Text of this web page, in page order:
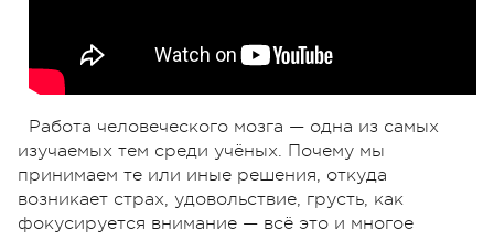
Работа человеческого мозга — одна из самых
изучаемых тем среди учёных. Почему мы
принимаем те или иные решения, откуда
возникает страх, удовольствие, грусть, как
фокусируется внимание — всё это и многое